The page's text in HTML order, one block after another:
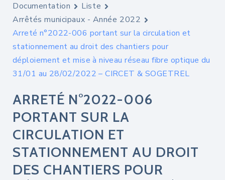
Documentation
Liste
Arrêtés municipaux - Année 2022
Arreté n°2022-006 portant sur la circulation et
stationnement au droit des chantiers pour
déploiement et mise à niveau réseau fibre optique du
31/01 au 28/02/2022 – CIRCET & SOGETREL
ARRETÉ N°2022-006
PORTANT SUR LA
CIRCULATION ET
STATIONNEMENT AU DROIT
DES CHANTIERS POUR